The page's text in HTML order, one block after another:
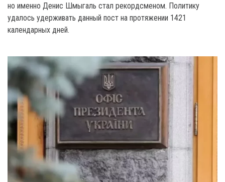
но именно Денис Шмыгаль стал рекордсменом. Политику
удалось удерживать данный пост на протяжении 1421
календарных дней.